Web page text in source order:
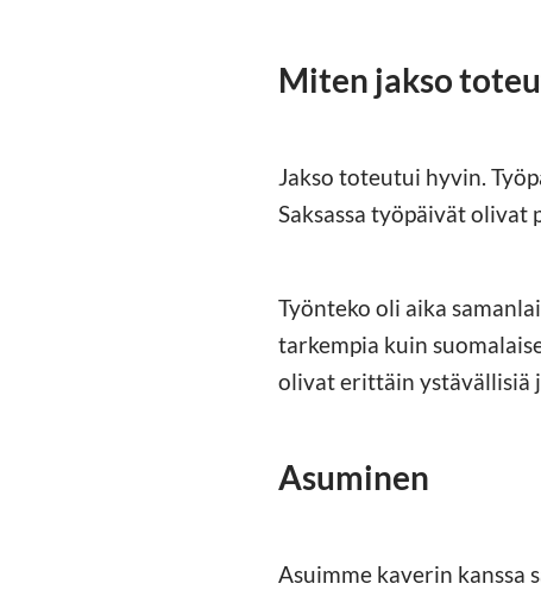
Miten jakso
Jakso toteutui hyvin.
Saksassa työpäivät olivat
Työnteko oli aika
tarkempia kuin
olivat erittäin ystävällisiä
Asuminen
Asuimme kaverin kanssa